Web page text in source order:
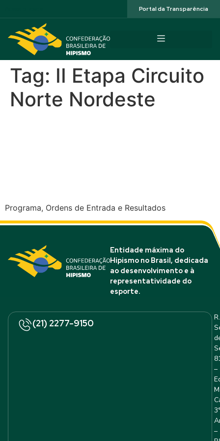
Portal da Transparência
Tag: II Etapa Circuito
Norte Nordeste
Programa, Ordens de Entrada e Resultados
Entidade máxima do
Hipismo no Brasil, dedicada
ao desenvolvimento e à
representatividade do
esporte.
(21) 2277-9150
R.
–
–